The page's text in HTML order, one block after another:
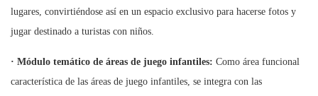
lugares, convirtiéndose así en un espacio exclusivo para hacerse fotos y
jugar destinado a turistas con niños.
· Módulo temático de áreas de juego infantiles: Como área funcional
característica de las áreas de juego infantiles, se integra con las